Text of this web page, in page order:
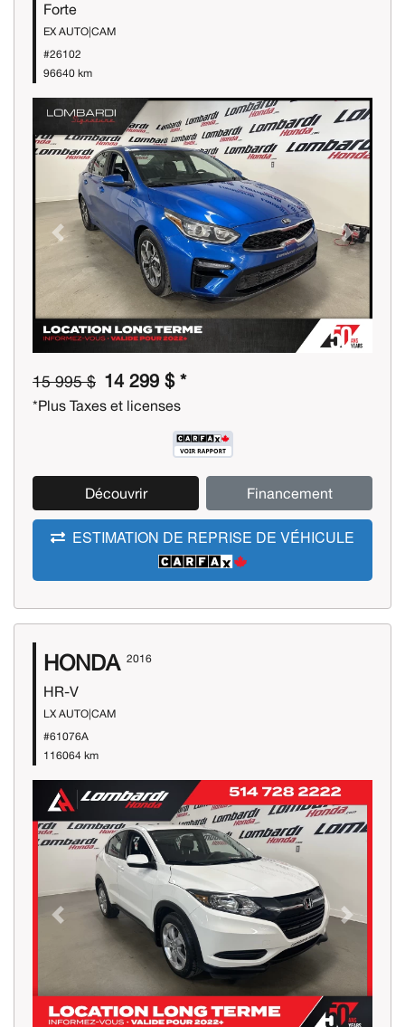
Forte
EX AUTO|CAM
#26102
96640 km
Previous Next
15 995 $ 14 299 $ *
*Plus Taxes et licenses
Découvrir Financement
ESTIMATION DE REPRISE DE VÉHICULE
HONDA 2016
HR-V
LX AUTO|CAM
#61076A
116064 km
Previous Next